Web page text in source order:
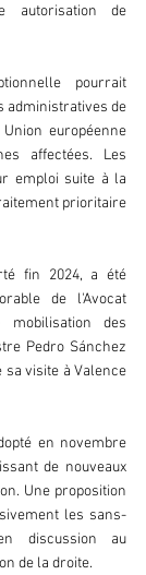
autorisation de
pourrait
administratives de
européenne
affectées. Les
emploi suite à la
prioritaire
fin 2024, a été
de l'Avocat
des
Pedro Sánchez
sa visite à Valence
en novembre
de nouveaux
Une proposition
les sans-
discussion au
de la droite.